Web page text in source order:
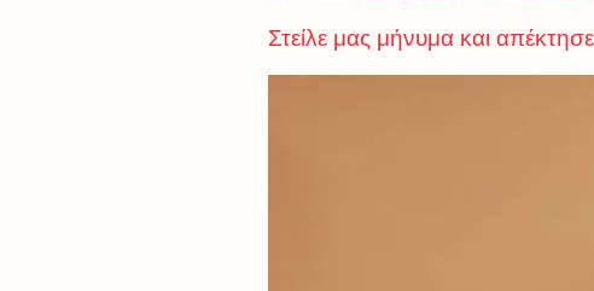
Στείλε μας μήνυμα και